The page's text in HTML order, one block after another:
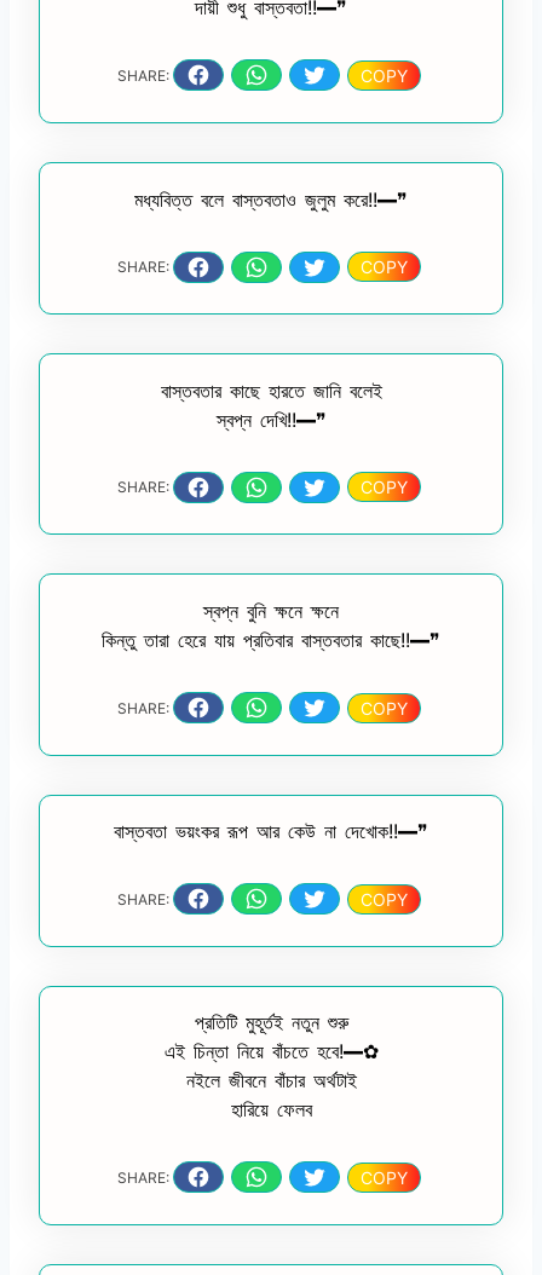
দায়ী শুধু বাস্তবতা!!━❞
SHARE: COPY
মধ্যবিত্ত বলে বাস্তবতাও জুলুম করে!!━❞
SHARE: COPY
বাস্তবতার কাছে হারতে জানি বলেই
স্বপ্ন দেখি!!━❞
SHARE: COPY
স্বপ্ন বুনি ক্ষনে ক্ষনে
কিন্তু তারা হেরে যায় প্রতিবার বাস্তবতার কাছে!!━❞
SHARE: COPY
বাস্তবতা ভয়ংকর রূপ আর কেউ না দেখোক!!━❞
SHARE: COPY
প্রতিটি মুহূর্তই নতুন শুরু
এই চিন্তা নিয়ে বাঁচতে হবে!━✿
নইলে জীবনে বাঁচার অর্থটাই
হারিয়ে ফেলব
SHARE: COPY